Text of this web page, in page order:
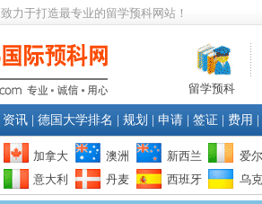
致力于打造最专业的留学预科网站！
留学预科
资讯 德国大学排名 规划 申请 签证 费用
加拿大 澳洲 新西兰
爱
意大利 丹麦 西班牙 乌